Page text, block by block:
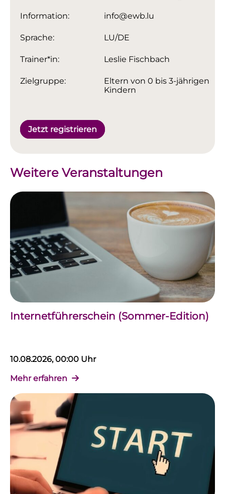
Information: info@ewb.lu
Sprache: LU/DE
Trainer*in: Leslie Fischbach
Zielgruppe:
Eltern von 0 bis 3-jährigen
Kindern
Jetzt registrieren
Weitere Veranstaltungen
Internetführerschein (Sommer-Edition)
10.08.2026, 00:00 Uhr
Mehr erfahren